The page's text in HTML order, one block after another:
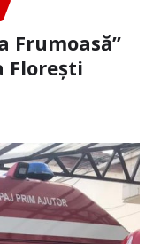
Frumoasă”
Florești